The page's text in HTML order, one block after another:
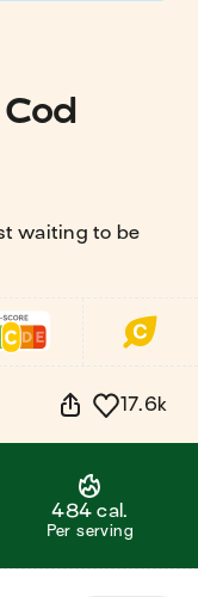
waiting to be
17.6k
484 cal.
Per serving